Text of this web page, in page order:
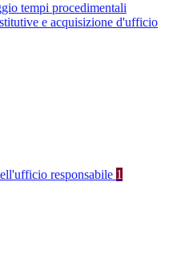
tempi procedimentali
e acquisizione d'ufficio
responsabile 1